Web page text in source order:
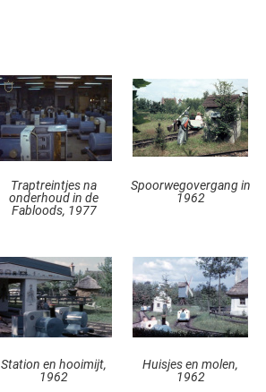
Traptreintjes na
onderhoud in de
Fabloods, 1977
Spoorwegovergang in
1962
Station en hooimijt,
1962
Huisjes en molen,
1962